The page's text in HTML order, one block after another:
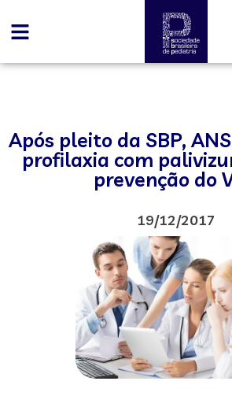
Após pleito da SBP,
profilaxia com
prevenção do
19/12/2017